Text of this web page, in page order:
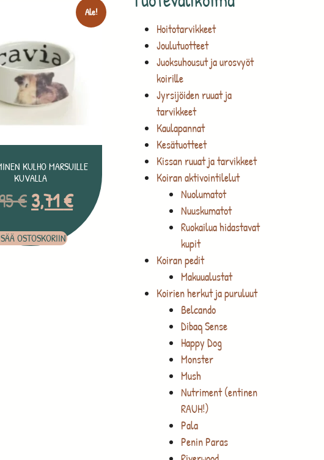
Hoitotarvikkeet
Joulutuotteet
Juoksuhousut ja urosvyöt
koirille
Jyrsijöiden ruuat ja
tarvikkeet
Kaulapannat
Kesätuotteet
Kissan ruuat ja tarvikkeet
Koiran aktivointilelut
Nuolumatot
Nuuskumatot
Ruokailua hidastavat
kupit
Koiran pedit
Makuualustat
Koirien herkut ja puruluut
Belcando
Dibaq Sense
Happy Dog
Monster
Mush
Nutriment (entinen
RAUH!)
Pala
Penin Paras
Ale!
KULHO MARSUILLE
KUVALLA
€3,71€
OSTOSKORIIN